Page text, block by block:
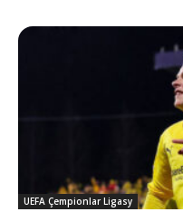
UEFA Çempionlar Ligasy